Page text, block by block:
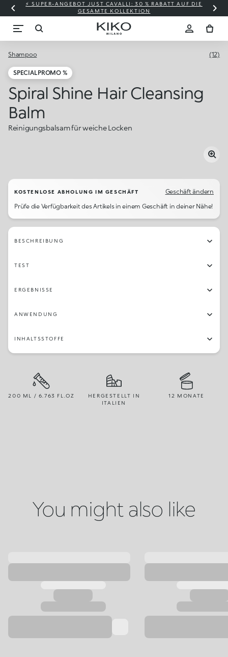
⚡ SUPER-ANGEBOT JUST CAVALLI: 30 % RABATT AUF DIE
GESAMTE KOLLEKTION
Shampoo (12)
SPECIAL PROMO %
Spiral Shine Hair Cleansing
Balm
Reinigungsbalsam für weiche Locken
KOSTENLOSE ABHOLUNG IM GESCHÄFT
Geschäft ändern
Prüfe die Verfügbarkeit des Artikels in einem Geschäft in deiner Nähe!
BESCHREIBUNG
TEST
ERGEBNISSE
ANWENDUNG
INHALTSSTOFFE
200 ML / 6.763 FL.OZ
HERGESTELLT IN
ITALIEN
12 MONATE
You might also like